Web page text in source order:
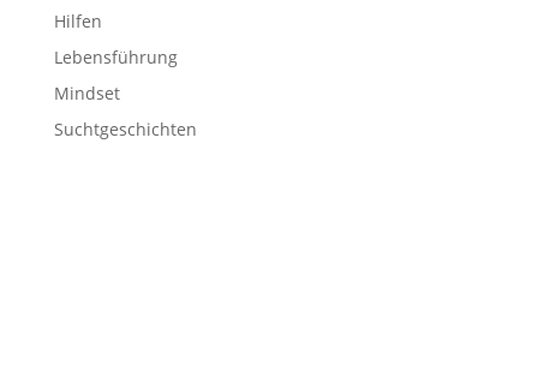
Hilfen
Lebensführung
Mindset
Suchtgeschichten